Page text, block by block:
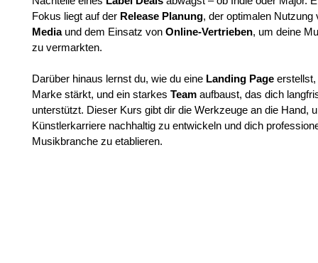
Fokus liegt auf der Release Planung, der optimalen Nutzung
Media und dem Einsatz von Online-Vertrieben, um deine
zu vermarkten.
Darüber hinaus lernst du, wie du eine Landing Page
Marke stärkt, und ein starkes Team aufbaust, das dich
unterstützt. Dieser Kurs gibt dir die Werkzeuge an die Hand,
Künstlerkarriere nachhaltig zu entwickeln und dich
Musikbranche zu etablieren.